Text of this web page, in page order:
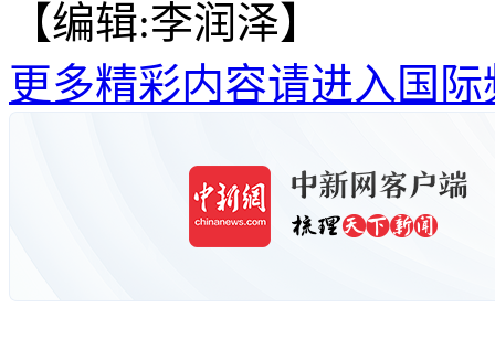
【编辑:李润泽】
更多精彩内容请进入国际